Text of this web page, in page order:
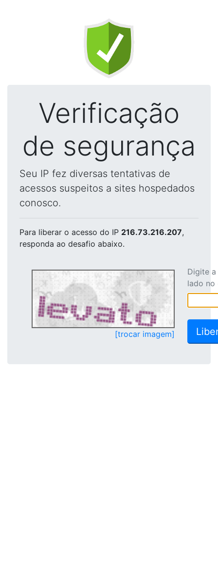
Verificação
de segurança
Seu IP fez diversas tentativas de
acessos suspeitos a sites hospedados
conosco.
Para liberar o acesso do IP 216.73.216.207,
responda ao desafio abaixo.
[trocar imagem]
Digite
lado no